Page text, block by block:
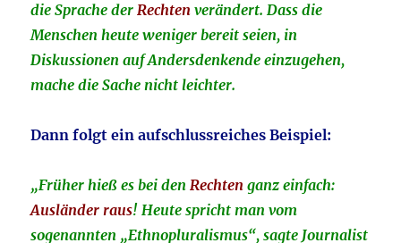
die Sprache derRechten verändert. Dass die
Menschen heute weniger bereit seien, in
Diskussionen auf Andersdenkende einzugehen,
mache die Sache nicht leichter.
Dann folgt ein aufschlussreiches Beispiel:
„Früher hieß es bei denRechten ganz einfach:
Ausländer raus! Heute spricht man vom
sogenannten „Ethnopluralismus“, sagte Journalist